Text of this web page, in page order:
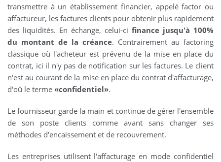
transmettre à un établissement financier, appelé factor ou
affactureur, les factures clients pour obtenir plus rapidement
des liquidités. En échange, celui-ci finance jusqu'à 100%
du montant de la créance. Contrairement au factoring
classique où l'acheteur est prévenu de la mise en place du
contrat, ici il n'y pas de notification sur les factures. Le client
n'est au courant de la mise en place du contrat d'affacturage,
d'oû le terme «confidentiel».
Le fournisseur garde la main et continue de gérer l'ensemble
de son poste clients comme avant sans changer ses
méthodes d'encaissement et de recouvrement.
Les entreprises utilisent l'affacturage en mode confidentiel